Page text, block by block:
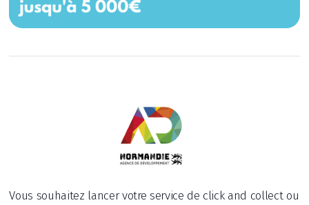
Vous souhaitez lancer votre service de click and collect ou